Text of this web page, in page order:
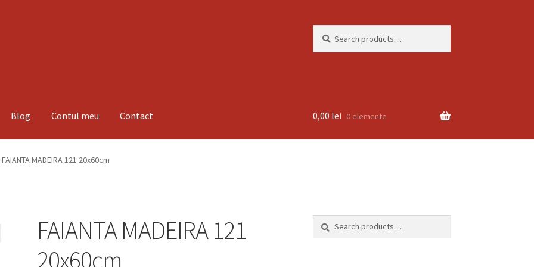
for:
Blog Contul meu Contact
Despre noi Informatii Magazin
0,00 lei 0 elemente
FAIANTA MADEIRA 121 20x60cm
FAIANTA MADEIRA 121
20x60cm
Search
Search